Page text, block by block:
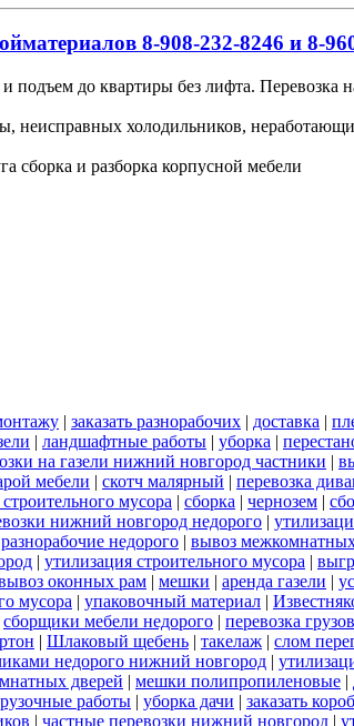
8-908-232-8246 и 8-
до квартиры без лифта. Перевозка
неисправных холодильников,
сборка и разборка корпусной мебели
| заказать разнорабочих | доставка |
| ландшафтные работы | уборка |
на газели нижний новгород частники |
мебели | скотч малярный | перевозка
мусора | сборка | чернозем |
нижний новгород недорого |
разнорабочие недорого | вывоз
| утилизация строительного мусора |
оконных рам | мешки | аренда газели |
мусора | упаковочный материал |
сборщики мебели недорого | перевозка
| Шлаковый щебень | такелаж | слом
недорого нижний новгород |
дверей | мешки полипропиленовые |
работы | уборка дачи | заказать
| частные перевозки нижний новгород |